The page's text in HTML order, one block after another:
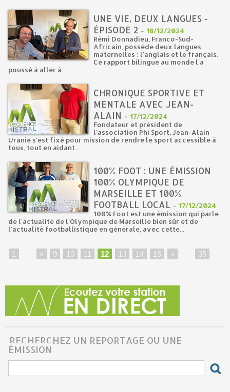
UNE VIE, DEUX LANGUES -
ÉPISODE 2 - 18/12/2024
Rémi Donnadieu, Franco-Sud-
Africain, possède deux langues
maternelles : l'anglais et le français.
Ce rapport bilingue au monde l'a
poussé à aller à...
CHRONIQUE SPORTIVE ET
MENTALE AVEC JEAN-
ALAIN - 17/12/2024
Fondateur et président de
l'association Phi Sport, Jean-Alain
Uranie s'est fixé pour mission de rendre le sport accessible à
tous, tout en aidant...
100% FOOT : UNE ÉMISSION
100% OLYMPIQUE DE
MARSEILLE ET 100%
FOOTBALL LOCAL - 17/12/2024
100% Foot est une émission qui parle
de l'actualité de l'Olympique de Marseille bien sûr et de
l'actualité footballistique en générale, avec cette...
1 « 9 10 11 12 13 14 15 » 35
RECHERCHEZ UN REPORTAGE OU UNE
ÉMISSION